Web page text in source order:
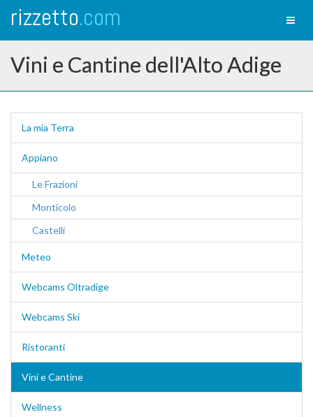
rizzetto.com
Vini e Cantine dell'Alto Adige
La mia Terra
Appiano
Le Frazioni
Monticolo
Castelli
Meteo
Webcams Oltradige
Webcams Ski
Ristoranti
Vini e Cantine
Wellness